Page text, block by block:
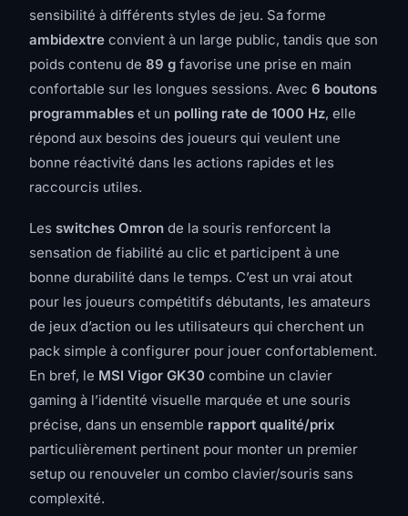
sensibilité à différents styles de jeu. Sa forme
ambidextre convient à un large public, tandis que son
poids contenu de 89 g favorise une prise en main
confortable sur les longues sessions. Avec 6 boutons
programmables et un polling rate de 1000 Hz, elle
répond aux besoins des joueurs qui veulent une
bonne réactivité dans les actions rapides et les
raccourcis utiles.
Les switches Omron de la souris renforcent la
sensation de fiabilité au clic et participent à une
bonne durabilité dans le temps. C’est un vrai atout
pour les joueurs compétitifs débutants, les amateurs
de jeux d’action ou les utilisateurs qui cherchent un
pack simple à configurer pour jouer confortablement.
En bref, le MSI Vigor GK30 combine un clavier
gaming à l’identité visuelle marquée et une souris
précise, dans un ensemble rapport qualité/prix
particulièrement pertinent pour monter un premier
setup ou renouveler un combo clavier/souris sans
complexité.